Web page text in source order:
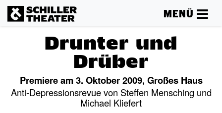
MENÜ
Drunter und
Drüber
Premiere am 3. Oktober 2009, Großes Haus
Anti-Depressionsrevue von Steffen Mensching und
Michael Kliefert